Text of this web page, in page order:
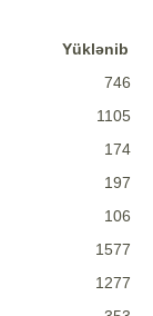
Yüklənib
746
1105
174
197
106
1577
1277